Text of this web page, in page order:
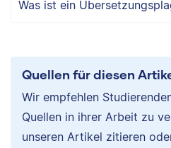
Was ist ein
Quellen für diesen
Wir empfehlen
Quellen in ihrer Arbeit zu
unseren Artikel zitieren